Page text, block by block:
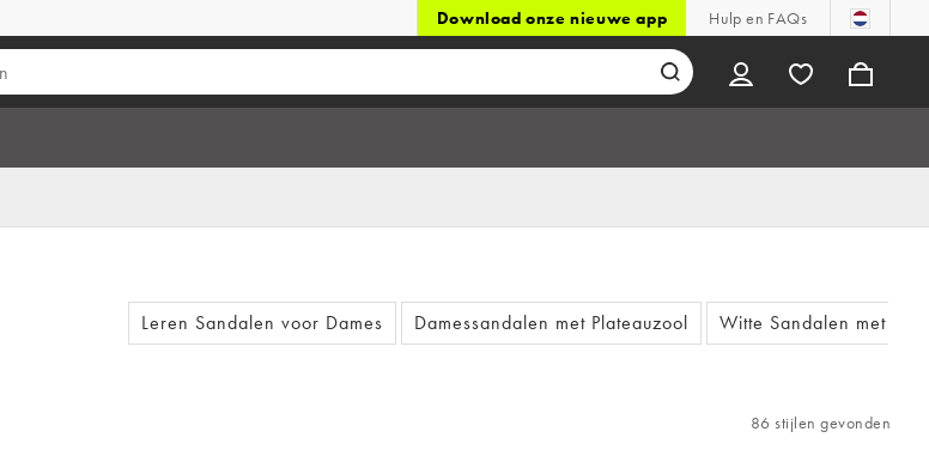
Download onze nieuwe app Hulp en FAQs
Leren Sandalen voor Dames Damessandalen met Plateauzool Witte Sandalen met
86 stijlen gevonden